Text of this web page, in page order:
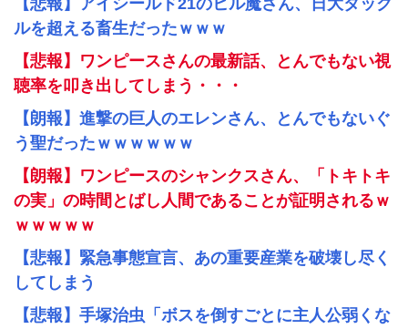
【悲報】アイシールド21のヒル魔さん、日大タック
ルを超える畜生だったｗｗｗ
【悲報】ワンピースさんの最新話、とんでもない視
聴率を叩き出してしまう・・・
【朗報】進撃の巨人のエレンさん、とんでもないぐ
う聖だったｗｗｗｗｗｗ
【朗報】ワンピースのシャンクスさん、「トキトキ
の実」の時間とばし人間であることが証明されるｗ
ｗｗｗｗｗ
【悲報】緊急事態宣言、あの重要産業を破壊し尽く
してしまう
【悲報】手塚治虫「ボスを倒すごとに主人公弱くな